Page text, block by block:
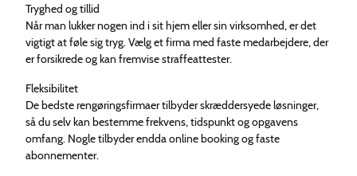
Tryghed og tillid
Når man lukker nogen ind i sit hjem eller sin virksomhed, er det
vigtigt at føle sig tryg. Vælg et firma med faste medarbejdere, der
er forsikrede og kan fremvise straffeattester.
Fleksibilitet
De bedste rengøringsfirmaer tilbyder skræddersyede løsninger,
så du selv kan bestemme frekvens, tidspunkt og opgavens
omfang. Nogle tilbyder endda online booking og faste
abonnementer.